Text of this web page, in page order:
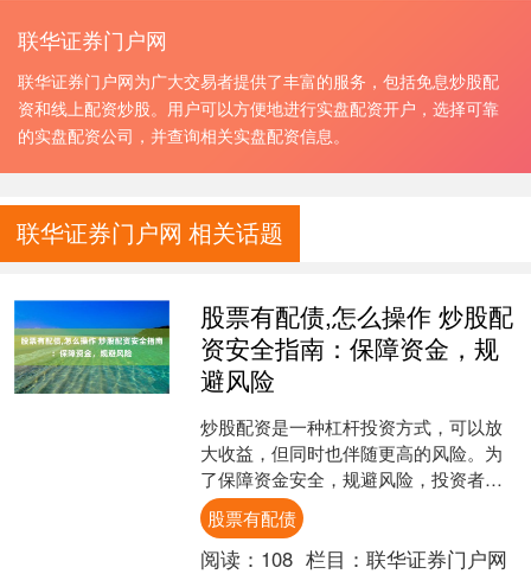
联华证券门户网
联华证券门户网为广大交易者提供了丰富的服务，包括免息炒股配
资和线上配资炒股。用户可以方便地进行实盘配资开户，选择可靠
的实盘配资公司，并查询相关实盘配资信息。
联华证券门户网 相关话题
股票有配债,怎么操作 炒股配
资安全指南：保障资金，规
避风险
炒股配资是一种杠杆投资方式，可以放
大收益，但同时也伴随更高的风险。为
了保障资金安全，规避风险，投资者在
进行配资时应遵循以下指南： 平台采用
先进的风控系统，实时监....
股票有配债
阅读： 108 栏目： 联华证券门户网